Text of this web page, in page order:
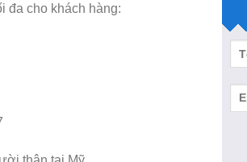
đa cho khách hàng: